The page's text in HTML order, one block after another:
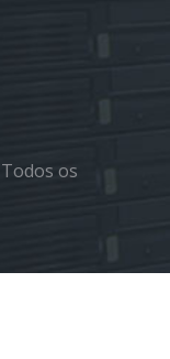
os